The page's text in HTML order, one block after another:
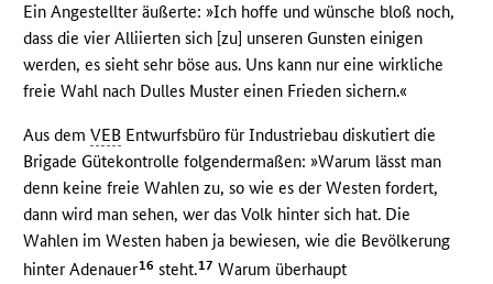
Ein Angestellter äußerte: »Ich hoffe und wünsche bloß noch,
dass die vier Alliierten sich [zu] unseren Gunsten einigen
werden, es sieht sehr böse aus. Uns kann nur eine wirkliche
freie Wahl nach Dulles Muster einen Frieden sichern.«
Aus demVEB Entwurfsbüro für Industriebau diskutiert die
Brigade Gütekontrolle folgendermaßen: »Warum lässt man
denn keine freie Wahlen zu, so wie es der Westen fordert,
dann wird man sehen, wer das Volk hinter sich hat. Die
Wahlen im Westen haben ja bewiesen, wie die Bevölkerung
hinter Adenauer16 steht.17 Warum überhaupt